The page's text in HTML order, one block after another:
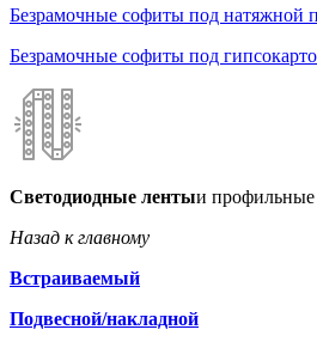
Безрамочные софиты под натяжной
Безрамочные софиты под
Светодиодные лентыи
Назад к главному
Встраиваемый
Подвесной/накладной